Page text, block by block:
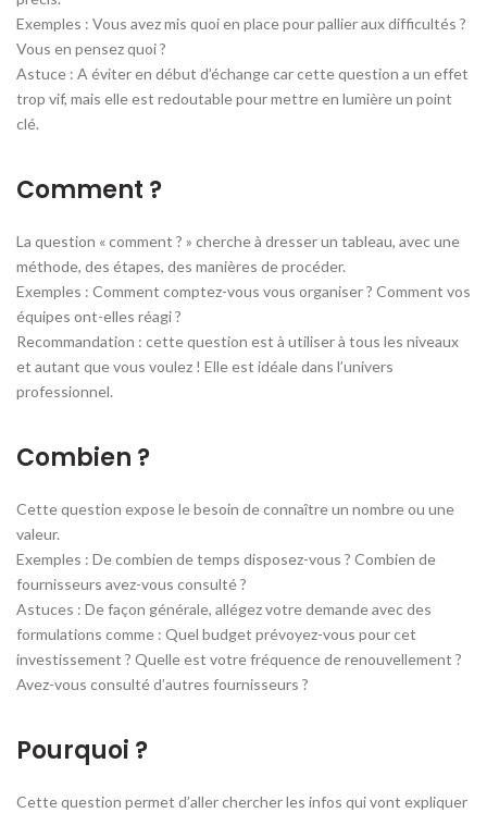
Exemples : Vous avez mis quoi en place pour pallier aux difficultés ?
Vous en pensez quoi ?
Astuce : A éviter en début d’échange car cette question a un effet
trop vif, mais elle est redoutable pour mettre en lumière un point
clé.
Comment ?
La question « comment ? » cherche à dresser un tableau, avec une
méthode, des étapes, des manières de procéder.
Exemples : Comment comptez-vous vous organiser ? Comment vos
équipes ont-elles réagi ?
Recommandation : cette question est à utiliser à tous les niveaux
et autant que vous voulez ! Elle est idéale dans l’univers
professionnel.
Combien ?
Cette question expose le besoin de connaître un nombre ou une
valeur.
Exemples : De combien de temps disposez-vous ? Combien de
fournisseurs avez-vous consulté ?
Astuces : De façon générale, allégez votre demande avec des
formulations comme : Quel budget prévoyez-vous pour cet
investissement ? Quelle est votre fréquence de renouvellement ?
Avez-vous consulté d’autres fournisseurs ?
Pourquoi ?
Cette question permet d’aller chercher les infos qui vont expliquer